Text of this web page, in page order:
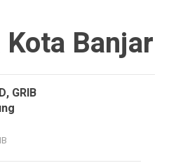
Kota Banjar
GRIB